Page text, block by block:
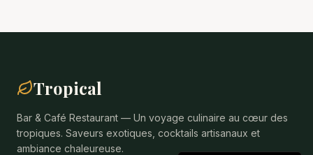
Tropical
Bar & Café Restaurant — Un voyage culinaire au cœur des
tropiques. Saveurs exotiques, cocktails artisanaux et
ambiance chaleureuse.